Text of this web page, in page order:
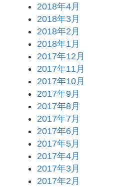
2018年4月
2018年3月
2018年2月
2018年1月
2017年12月
2017年11月
2017年10月
2017年9月
2017年8月
2017年7月
2017年6月
2017年5月
2017年4月
2017年3月
2017年2月